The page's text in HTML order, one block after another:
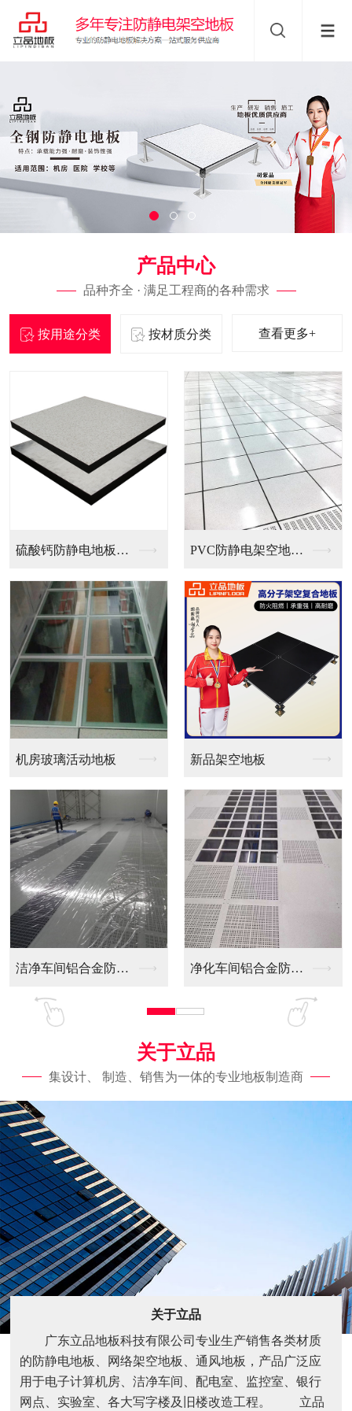
产品中心
品种齐全 · 满足工程商的各种需求
按用途分类 按材质分类 查看更多+
新品架空地板
全钢无边防静电地板
全铝防静电地板
关于立品
集设计、 制造、销售为一体的专业地板制造商
关于立品
广东立品地板科技有限公司专业生产销售各类材质
的防静电地板、网络架空地板、通风地板，产品广泛应
用于电子计算机房、洁净车间、配电室、监控室、银行
网点、实验室、各大写字楼及旧楼改造工程。 立品